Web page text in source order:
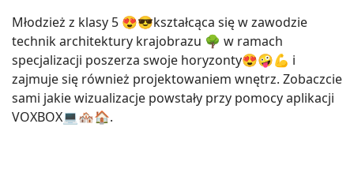
Młodzież z klasy 5 😍😎kształcąca się w zawodzie
technik architektury krajobrazu 🌳 w ramach
specjalizacji poszerza swoje horyzonty😍🤪💪 i
zajmuje się również projektowaniem wnętrz. Zobaczcie
sami jakie wizualizacje powstały przy pomocy aplikacji
VOXBOX💻🏘🏠.